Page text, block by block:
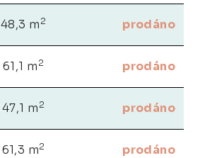
48,3 m 2 prodáno
61,1 m 2 prodáno
47,1 m 2 prodáno
61,3 m2 prodáno